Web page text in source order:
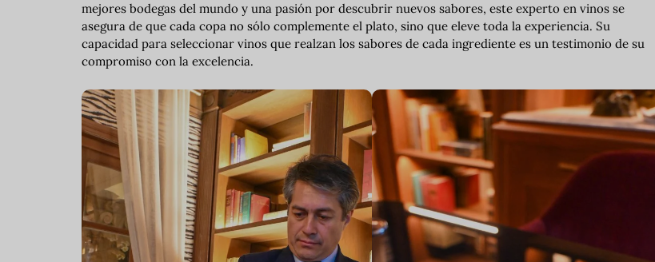
mejores bodegas del mundo y una pasión por descubrir nuevos sabores, este experto en vinos se
asegura de que cada copa no sólo complemente el plato, sino que eleve toda la experiencia. Su
capacidad para seleccionar vinos que realzan los sabores de cada ingrediente es un testimonio de su
compromiso con la excelencia.